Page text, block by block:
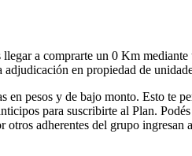
llegar a comprarte un 0 Km
en propiedad de
en pesos y de bajo monto. Esto
para suscribirte al Plan.
adherentes del grupo